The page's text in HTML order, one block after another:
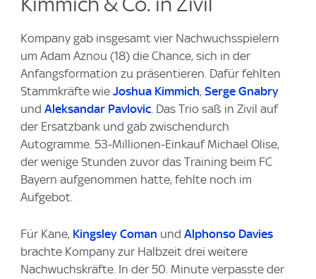
Kompany gab insgesamt vier Nachwuchsspielern
um Adam Aznou (18) die Chance, sich in der
Anfangsformation zu präsentieren. Dafür fehlten
Stammkräfte wie Joshua Kimmich, Serge Gnabry
und Aleksandar Pavlovic. Das Trio saß in Zivil auf
der Ersatzbank und gab zwischendurch
Autogramme. 53-Millionen-Einkauf Michael Olise,
der wenige Stunden zuvor das Training beim FC
Bayern aufgenommen hatte, fehlte noch im
Aufgebot.
Für Kane, Kingsley Coman und Alphonso Davies
brachte Kompany zur Halbzeit drei weitere
Nachwuchskräfte. In der 50. Minute verpasste der